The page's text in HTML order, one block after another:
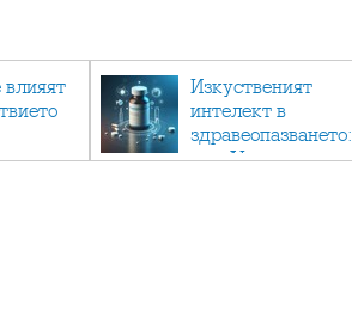
Изкуственият
интелект в
здравеопазването:
как AI променя